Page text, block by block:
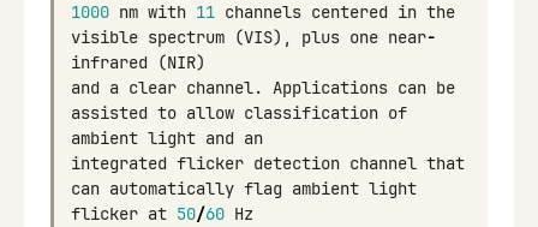
1000 nm with 11 channels centered in the
visible spectrum (VIS), plus one near-
infrared (NIR)
and a clear channel. Applications can be
assisted to allow classification of
ambient light and an
integrated flicker detection channel that
can automatically flag ambient light
flicker at 50/60 Hz